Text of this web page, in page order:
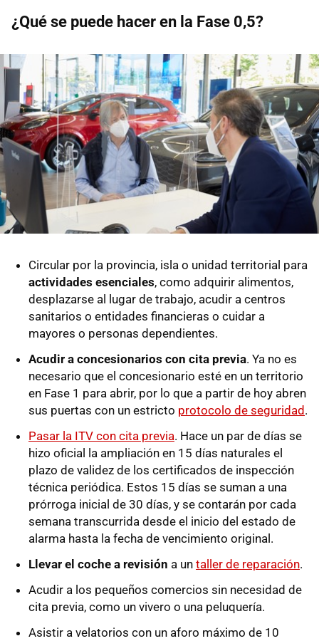
¿Qué se puede hacer en la Fase 0,5?
Circular por la provincia, isla o unidad territorial para
actividades esenciales, como adquirir alimentos,
desplazarse al lugar de trabajo, acudir a centros
sanitarios o entidades financieras o cuidar a
mayores o personas dependientes.
Acudir a concesionarios con cita previa. Ya no es
necesario que el concesionario esté en un territorio
en Fase 1 para abrir, por lo que a partir de hoy abren
sus puertas con un estricto protocolo de seguridad.
Pasar la ITV con cita previa. Hace un par de días se
hizo oficial la ampliación en 15 días naturales el
plazo de validez de los certificados de inspección
técnica periódica. Estos 15 días se suman a una
prórroga inicial de 30 días, y se contarán por cada
semana transcurrida desde el inicio del estado de
alarma hasta la fecha de vencimiento original.
Llevar el coche a revisión a un taller de reparación.
Acudir a los pequeños comercios sin necesidad de
cita previa, como un vivero o una peluquería.
Asistir a velatorios con un aforo máximo de 10